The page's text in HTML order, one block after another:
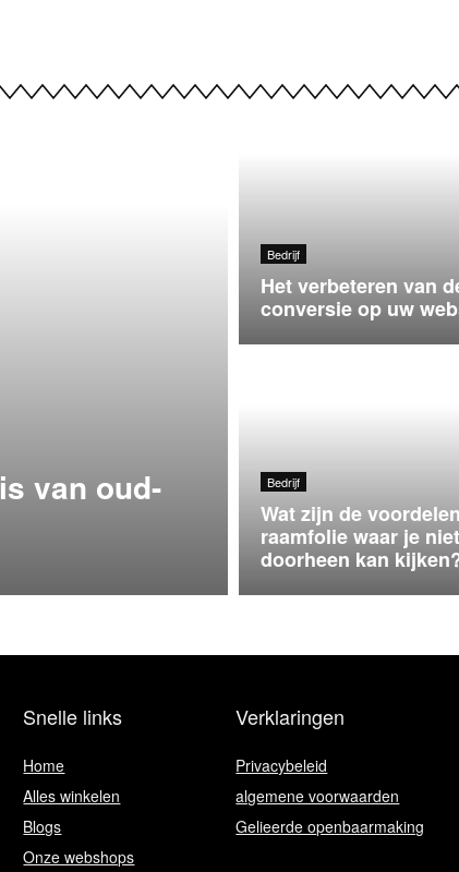
van oud-
Bedrijf
Het verbeteren van
conversie op uw
Bedrijf
Wat zijn de
raamfolie waar je niet
doorheen kan
Snelle links
Home
Alles winkelen
Blogs
Onze webshops
Verklaringen
Privacybeleid
algemene voorwaarden
Gelieerde openbaarmaking